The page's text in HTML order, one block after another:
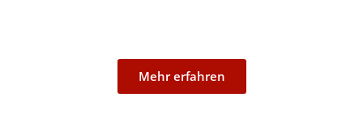
Mehr erfahren